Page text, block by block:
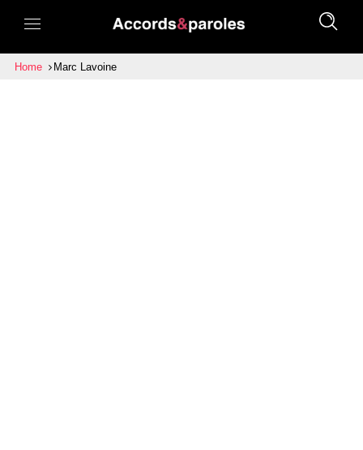
Home Marc Lavoine